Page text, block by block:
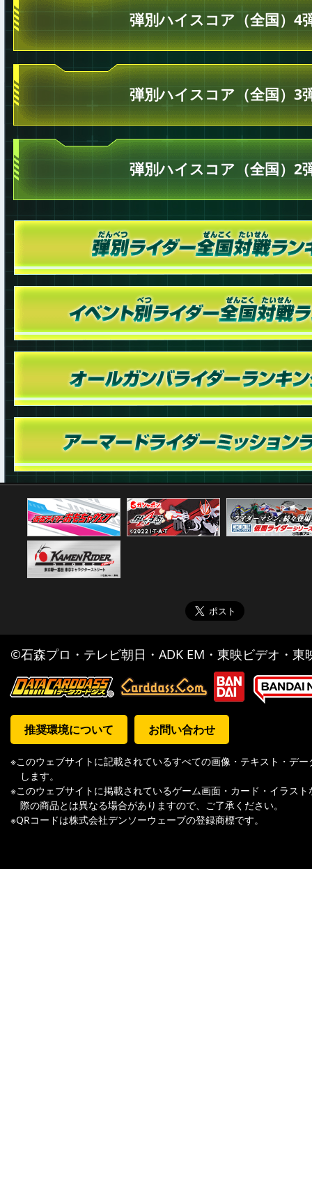
弾別ハイスコア（全国）4
弾別ハイスコア（全国）3
弾別ハイスコア（全国）2
©石森プロ・テレビ朝日・ADK EM・東映ビデオ・
推奨環境について お問い合わせ
※このウェブサイトに記載されているすべての画像・テキスト・デ
します。
※このウェブサイトに掲載されているゲーム画面・カード・イラス
際の商品とは異なる場合がありますので、ご了承ください。
※QRコードは株式会社デンソーウェーブの登録商標です。